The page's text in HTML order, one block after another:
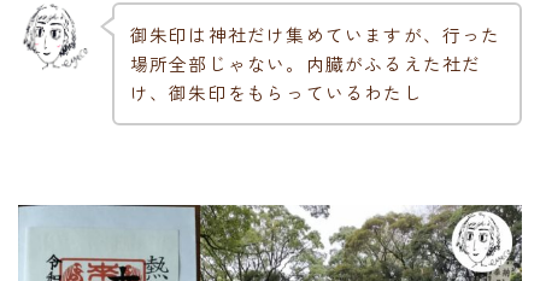
御朱印は神社だけ集めていますが、行った
場所全部じゃない。内臓がふるえた社だ
け、御朱印をもらっているわたし